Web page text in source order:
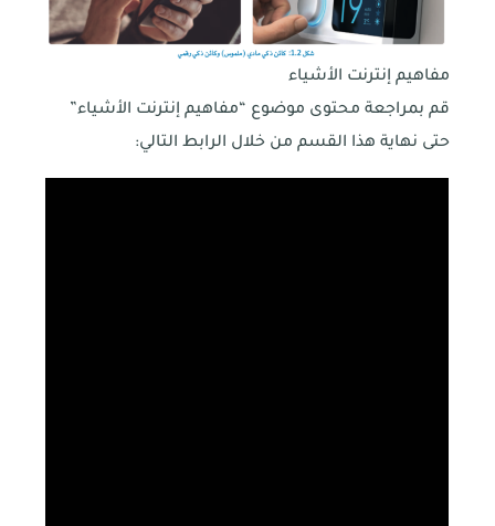
مفاهيم إنترنت الأشياء
قم بمراجعة محتوى موضوع “مفاهيم إنترنت الأشياء”
حتى نهاية هذا القسم من خلال الرابط التالي: